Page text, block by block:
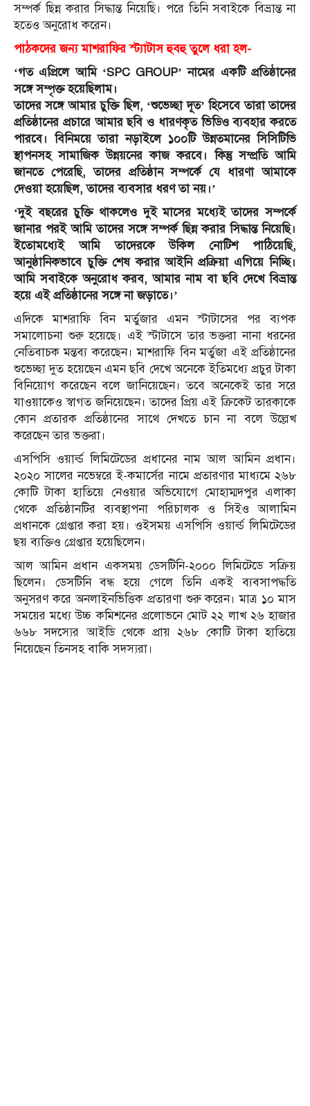
সম্পর্ক ছিন্ন করার সিদ্ধান্ত নিয়েছি। পরে তিনি সবাইকে বিভ্রান্ত না
হতেও অনুরোধ করেন।
পাঠকদের জন্য মাশরাফির স্ট্যাটাস হুবহু তুলে ধরা হল-
‘গত এপ্রিলে আমি ‘SPC GROUP’ নামের একটি প্রতিষ্ঠানের
সঙ্গে সম্পৃক্ত হয়েছিলাম।
তাদের সঙ্গে আমার চুক্তি ছিল, ‘শুভেচ্ছা দূত’ হিসেবে তারা তাদের
প্রতিষ্ঠানের প্রচারে আমার ছবি ও ধারণকৃত ভিডিও ব্যবহার করতে
পারবে। বিনিময়ে তারা নড়াইলে ১০০টি উন্নতমানের সিসিটিভি
স্থাপনসহ সামাজিক উন্নয়নের কাজ করবে। কিন্তু সম্প্রতি আমি
জানতে পেরেছি, তাদের প্রতিষ্ঠান সম্পর্কে যে ধারণা আমাকে
দেওয়া হয়েছিল, তাদের ব্যবসার ধরণ তা নয়।’
‘দুই বছরের চুক্তি থাকলেও দুই মাসের মধ্যেই তাদের সম্পর্কে
জানার পরই আমি তাদের সঙ্গে সম্পর্ক ছিন্ন করার সিদ্ধান্ত নিয়েছি।
ইতোমধ্যেই আমি তাদেরকে উকিল নোটিশ পাঠিয়েছি,
আনুষ্ঠানিকভাবে চুক্তি শেষ করার আইনি প্রক্রিয়া এগিয়ে নিচ্ছি।
আমি সবাইকে অনুরোধ করব, আমার নাম বা ছবি দেখে বিভ্রান্ত
হয়ে এই প্রতিষ্ঠানের সঙ্গে না জড়াতে।’
এদিকে মাশরাফি বিন মর্তুজার এমন স্টাটাসের পর ব্যপক
সমালোচনা শুরু হয়েছে। এই স্টাটাসে তার ভক্তরা নানা ধরনের
নেতিবাচক মন্তব্য করেছেন। মাশরাফি বিন মর্তুজা এই প্রতিষ্ঠানের
শুভেচ্ছা দুত হয়েছেন এমন ছবি দেখে অনেকে ইতিমধ্যে প্রচুর টাকা
বিনিয়োগ করেছেন বলে জানিয়েছেন। তবে অনেকেই তার সরে
যাওয়াকেও স্বাগত জনিয়েছেন। তাদের প্রিয় এই ক্রিকেট তারকাকে
কোন প্রতারক প্রতিষ্ঠানের সাথে দেখতে চান না বলে উল্লেখ
করেছেন তার ভক্তরা।
এসপিসি ওয়ার্ল্ড লিমিটেডের প্রধানের নাম আল আমিন প্রধান।
২০২০ সালের নভেম্বরে ই-কমার্সের নামে প্রতারণার মাধ্যমে ২৬৮
কোটি টাকা হাতিয়ে নেওয়ার অভিযোগে মোহাম্মদপুর এলাকা
থেকে প্রতিষ্ঠানটির ব্যবস্থাপনা পরিচালক ও সিইও আলামিন
প্রধানকে গ্রেপ্তার করা হয়। ওইসময় এসপিসি ওয়ার্ল্ড লিমিটেডের
ছয় ব্যক্তিও গ্রেপ্তার হয়েছিলেন।
আল আমিন প্রধান একসময় ডেসটিনি-২০০০ লিমিটেডে সক্রিয়
ছিলেন। ডেসটিনি বন্ধ হয়ে গেলে তিনি একই ব্যবসাপদ্ধতি
অনুসরণ করে অনলাইনভিত্তিক প্রতারণা শুরু করেন। মাত্র ১০ মাস
সময়ের মধ্যে উচ্চ কমিশনের প্রলোভনে মোট ২২ লাখ ২৬ হাজার
৬৬৮ সদস্যের আইডি থেকে প্রায় ২৬৮ কোটি টাকা হাতিয়ে
নিয়েছেন তিনসহ বাকি সদস্যরা।